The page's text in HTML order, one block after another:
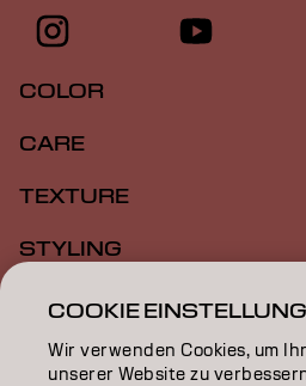
COLOR
CARE
TEXTURE
STYLING
INSPIRATION
EDUCATION
COOKIE
Wir verwenden Cookies, um
unserer Website zu